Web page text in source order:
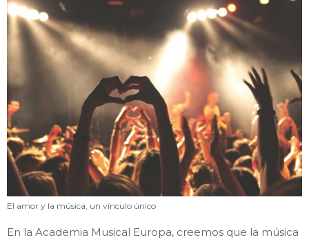
El amor y la música, un vínculo único
En la Academia Musical Europa, creemos que la música